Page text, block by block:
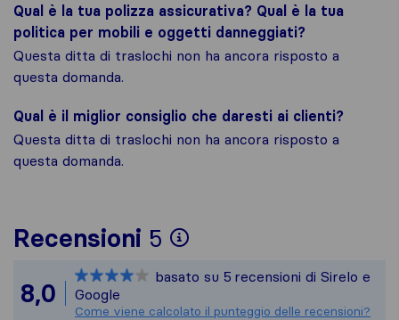
Qual è la tua polizza assicurativa? Qual è la tua
politica per mobili e oggetti danneggiati?
Questa ditta di traslochi non ha ancora risposto a
questa domanda.
Qual è il miglior consiglio che daresti ai clienti?
Questa ditta di traslochi non ha ancora risposto a
questa domanda.
Recensioni 5
Per avere un
Tutte le recensioni
8,0
basato su 5 recensioni di Sirelo e
Google
Come viene calcolato il punteggio delle recensioni?